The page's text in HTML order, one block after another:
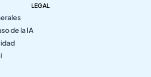
LEGAL
de la IA